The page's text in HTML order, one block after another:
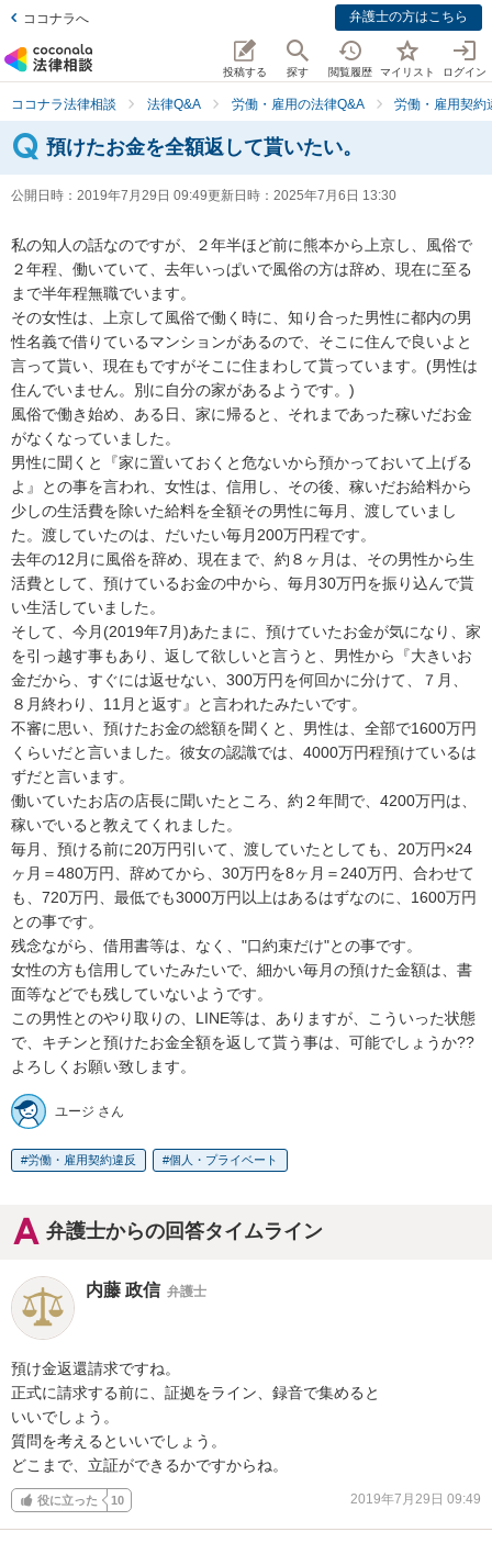
ココナラへ 弁護士の方はこちら
投稿する 探す 閲覧履歴 マイリスト ログイン
ココナラ法律相談 法律Q&A 労働・雇用の法律Q&A 労働・雇用契約
預けたお金を全額返して貰いたい。
公開日時： 2019年7月29日 09:49更新日時： 2025年7月6日 13:30
私の知人の話なのですが、２年半ほど前に熊本から上京し、風俗で
２年程、働いていて、去年いっぱいで風俗の方は辞め、現在に至る
まで半年程無職でいます。
その女性は、上京して風俗で働く時に、知り合った男性に都内の男
性名義で借りているマンションがあるので、そこに住んで良いよと
言って貰い、現在もですがそこに住まわして貰っています。(男性は
住んでいません。別に自分の家があるようです。)
風俗で働き始め、ある日、家に帰ると、それまであった稼いだお金
がなくなっていました。
男性に聞くと『家に置いておくと危ないから預かっておいて上げる
よ』との事を言われ、女性は、信用し、その後、稼いだお給料から
少しの生活費を除いた給料を全額その男性に毎月、渡していまし
た。渡していたのは、だいたい毎月200万円程です。
去年の12月に風俗を辞め、現在まで、約８ヶ月は、その男性から生
活費として、預けているお金の中から、毎月30万円を振り込んで貰
い生活していました。
そして、今月(2019年7月)あたまに、預けていたお金が気になり、家
を引っ越す事もあり、返して欲しいと言うと、男性から『大きいお
金だから、すぐには返せない、300万円を何回かに分けて、７月、
８月終わり、11月と返す』と言われたみたいです。
不審に思い、預けたお金の総額を聞くと、男性は、全部で1600万円
くらいだと言いました。彼女の認識では、4000万円程預けているは
ずだと言います。
働いていたお店の店長に聞いたところ、約２年間で、4200万円は、
稼いでいると教えてくれました。
毎月、預ける前に20万円引いて、渡していたとしても、20万円×24
ヶ月＝480万円、辞めてから、30万円を8ヶ月＝240万円、合わせて
も、720万円、最低でも3000万円以上はあるはずなのに、1600万円
との事です。
残念ながら、借用書等は、なく、"口約束だけ"との事です。
女性の方も信用していたみたいで、細かい毎月の預けた金額は、書
面等などでも残していないようです。
この男性とのやり取りの、LINE等は、ありますが、こういった状態
で、キチンと預けたお金全額を返して貰う事は、可能でしょうか??
よろしくお願い致します。
ユージ さん
労働・雇用契約違反 個人・プライベート
弁護士からの回答タイムライン
内藤 政信 弁護士
預け金返還請求ですね。
正式に請求する前に、証拠をライン、録音で集めると
いいでしょう。
質問を考えるといいでしょう。
どこまで、立証ができるかですからね。
役に立った 10 2019年7月29日 09:49